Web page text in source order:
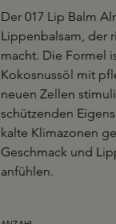
Der 017 Lip Balm
Lippenbalsam, der
macht. Die Formel
Kokosnussöl mit
neuen Zellen
schützenden
kalte Klimazonen
Geschmack und
anfühlen.